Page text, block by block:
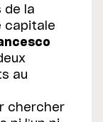
de la
capitale
au
chercher